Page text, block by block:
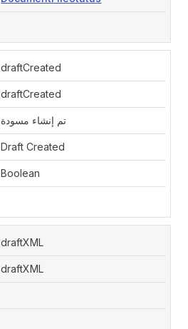
draftCreated
draftCreated
تم إنشاء مسودة
Draft Created
Boolean
draftXML
draftXML